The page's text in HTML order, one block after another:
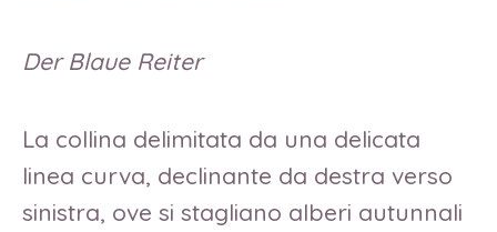
Der Blaue Reiter
La collina delimitata da una delicata
linea curva, declinante da destra verso
sinistra, ove si stagliano alberi autunnali